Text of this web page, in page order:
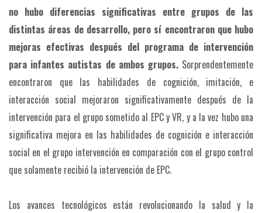
no hubo diferencias significativas entre grupos de las
distintas áreas de desarrollo, pero sí encontraron que hubo
mejoras efectivas después del programa de intervención
para infantes autistas de ambos grupos.Sorprendentemente
encontraron que las habilidades de cognición, imitación, e
interacción social mejoraron significativamente después de la
intervención para el grupo sometido al EPC y VR, y a la vez hubo una
significativa mejora en las habilidades de cognición e interacción
social en el grupo intervención en comparación con el grupo control
que solamente recibió la intervención de EPC.
Los avances tecnológicos están revolucionando la salud y la